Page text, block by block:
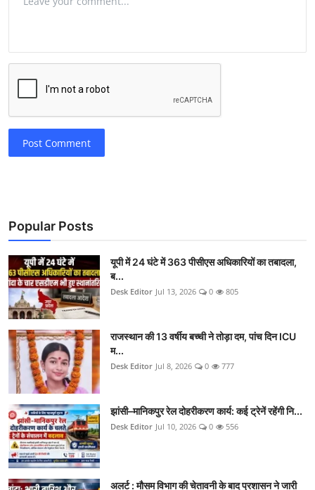
Post Comment
Popular Posts
यूपी में 24 घंटे में 363 पीसीएस अधिकारियों का तबादला,
ब...
Desk Editor Jul 13, 2026 0 805
राजस्थान की 13 वर्षीय बच्ची ने तोड़ा दम, पांच दिन ICU
म...
Desk Editor Jul 8, 2026 0 777
झांसी–मानिकपुर रेल दोहरीकरण कार्य: कई ट्रेनें रहेंगी नि...
Desk Editor Jul 10, 2026 0 556
अलर्ट : मौसम विभाग की चेतावनी के बाद प्रशासन ने जारी